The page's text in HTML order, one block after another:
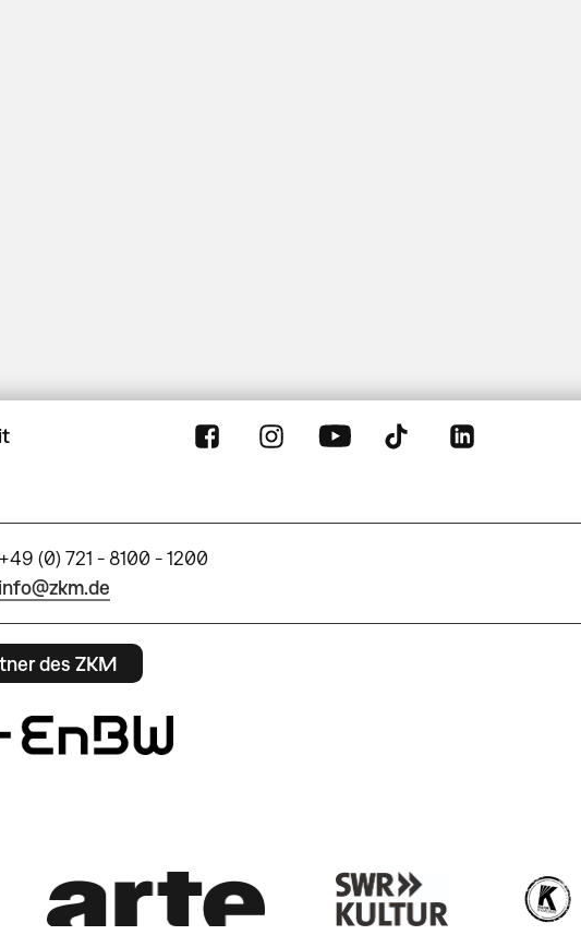
+49 (0) 721 - 8100 - 1200
info@zkm.de
des ZKM